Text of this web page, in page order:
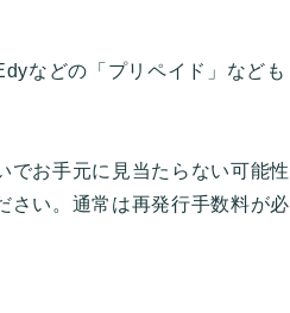
などの「プリペイド」なども
でお手元に見当たらない可能性
さい。通常は再発行手数料が必